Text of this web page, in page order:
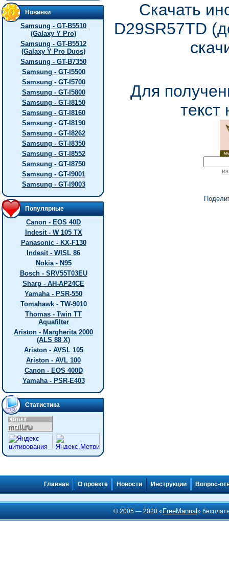
Новинки
Samsung - GT-B5510
(Galaxy Y Pro)
Samsung - GT-B5512
(Galaxy Y Pro Duos)
Samsung - GT-B7350
Samsung - GT-I5500
Samsung - GT-I5700
Samsung - GT-I5800
Samsung - GT-I8150
Samsung - GT-I8160
Samsung - GT-I8190
Samsung - GT-I8262
Samsung - GT-I8350
Samsung - GT-I8552
Samsung - GT-I8750
Samsung - GT-I9001
Samsung - GT-I9003
Популярные
Canon - EOS 40D
Indesit - W 105 TX
Panasonic - KX-F130
Indesit - WISL 86
Nokia - N95
Bosch - SRV55T03EU
Sharp - AH-AP24CE
Yamaha - PSR-550
Tomahawk - TW-9010
Thomas - Twin TT
Aquafilter
Ariston - Margherita 2000
(ALS 88 X)
Ariston - AVSL 105
Ariston - AVL 100
Canon - EOS 400D
Yamaha - PSR-E403
Статистика
Скачать
D29SR57TD
Для
текст
Главная О проекте Новости Инструкции Вопрос-
© 2005 — 2020 « FreeManual»